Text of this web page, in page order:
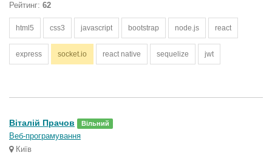
Рейтинг: 62
html5 css3 javascript bootstrap node.js react
express socket.io react native sequelize jwt
Віталій Прачов Вільний
Веб-програмування
Київ